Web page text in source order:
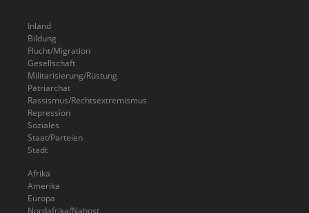
Inland
Bildung
Flucht/Migration
Gesellschaft
Militarisierung/Rüstung
Patriarchat
Rassismus/Rechtsextremismus
Repression
Soziales
Staat/Parteien
Stadt
Afrika
Amerika
Europa
Nordafrika/Nahost